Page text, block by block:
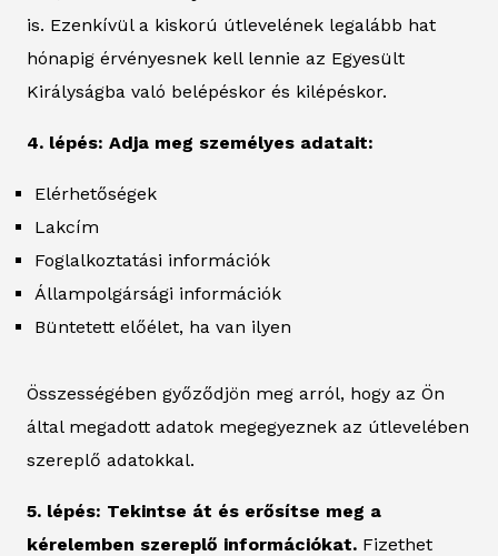
is. Ezenkívül a kiskorú útlevelének legalább hat
hónapig érvényesnek kell lennie az Egyesült
Királyságba való belépéskor és kilépéskor.
4. lépés: Adja meg személyes adatait:
Elérhetőségek
Lakcím
Foglalkoztatási információk
Állampolgársági információk
Büntetett előélet, ha van ilyen
Összességében győződjön meg arról, hogy az Ön
által megadott adatok megegyeznek az útlevelében
szereplő adatokkal.
5. lépés: Tekintse át és erősítse meg a
kérelemben szereplő információkat. Fizethet